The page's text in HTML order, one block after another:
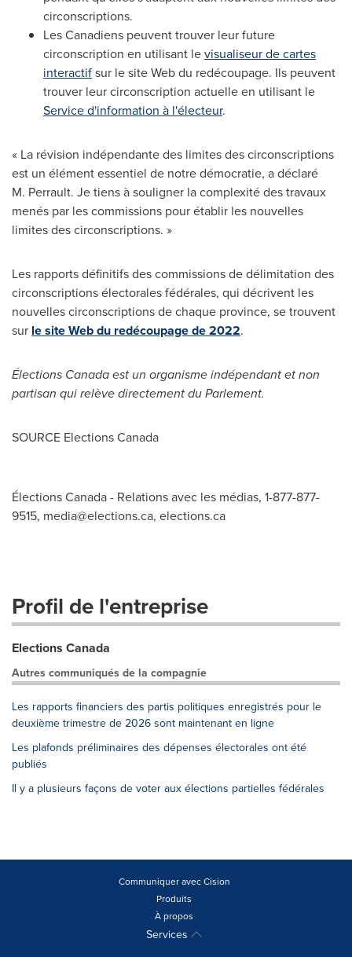
circonscriptions.
Les Canadiens peuvent trouver leur future
circonscription en utilisant levisualiseur de cartes
interactifsur le site Web du redécoupage. Ils peuvent
trouver leur circonscription actuelle en utilisant le
Service d'information à l'électeur.
« La révision indépendante des limites des circonscriptions
est un élément essentiel de notre démocratie, a déclaré
M. Perrault. Je tiens à souligner la complexité des travaux
menés par les commissions pour établir les nouvelles
limites des circonscriptions. »
Les rapports définitifs des commissions de délimitation des
circonscriptions électorales fédérales, qui décrivent les
nouvelles circonscriptions de chaque province, se trouvent
sur le site Web du redécoupage de 2022.
Élections Canadaest un organisme indépendant et non
partisan qui relève directement du Parlement.
SOURCE Elections Canada
Élections Canada - Relations avec les médias, 1-877-877-
9515, media@elections.ca, elections.ca
Profil de l'entreprise
Elections Canada
Autres communiqués de la compagnie
Les rapports financiers des partis politiques enregistrés pour le
deuxième trimestre de 2026 sont maintenant en ligne
Les plafonds préliminaires des dépenses électorales ont été
publiés
Il y a plusieurs façons de voter aux élections partielles fédérales
Communiquer avec Cision
Produits
À propos
Services